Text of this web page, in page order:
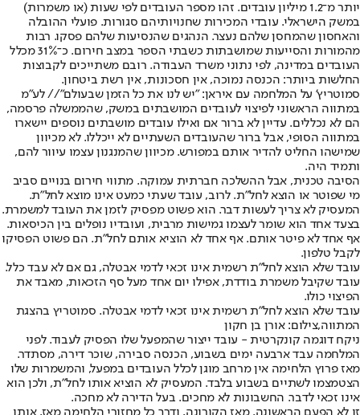
יותר מ־1.2 מיליון עובדים. זהו מספר העובדים לפי שעות (או משמרות)
במשק הישראלי. עובדי המכירות שחנויותיהם סגורות. פועלי ההובלה
והאחסון שהמחסן שלהם נעצר. הנהגים שהנסיעות שלהם פסקו. רבות
מהמורות והסייעות שמושבתות כשבתי הספר במצב חירום. כ־31% מכלל
העובדים במדינה, לפי נתוני משרד העבודה. רובם משתייכים לקבוצות
החלשות ביותר: הכנסה נמוכה, אין חסכונות, אין רשת ביטחון.
סמוטריץ' על המלחמה עם איראן: "יש לנו את כל הזמן שבעולם"// לע"מ
במתווה הראשוני לפיצוי לעובדים המושבתים במשק, שהממשלה פרסמה,
הם לא נכללים. עדיין לא ברור אם ואילו עובדים מושבתים נוספים יישארו
במתווה הסופי, אבל ברור שהעובדים השעתיים לא ייכללו. לא מכיוון
שמישהו החליט להדיר אותם במפורש. מכיוון שהמנגנון עצמו עיוור להם,
ותמיד היה.
הסיבה טכנית, אבל ההשלכה חברתית עמוקה. מתווי חירום בנויים סביב
מי שפוטר או הוצא לחל"ת. לרוב, עובד שעתי כמעט אינו מוצא לחל"ת.
המעסיק לא צריך לעשות דבר. הוא פשוט מפסיק לזמן את העובד למשמרת.
בצעד אחד הוא שומר לעצמו גמישות מרבית, ועובדיו נופלים בין הכיסאות.
אף אחד לא פיטר אותם. אף אחד לא הוציא אותם לחל"ת. הם פשוט הפסיקו
לקבל טלפון.
עובד שלא הוצא לחל"ת רשמית אינו זכאי לדמי אבטלה, גם אם לא עבד כלל.
עובד שקיבל משמרת בודדת, אפילו יום אחד מעל סף הזכאות, מאבד את
הפיצוי כולו.
עובד שלא הוצא לחל"ת רשמית אינו זכאי לדמי אבטלה. סמוטריץ בהצגת
המתווה,צילום: אורן בן חקון
ניקח דוגמה קונקרטית - עובד ייצור שהמפעל שלו הפסיק לעבוד. לפני
המלחמה עבד ארבעה ימים בשבוע, הכנסה סבירה, שוכר דירה, מסתדר.
מאז פרוץ הלחימה אין מרחב מוגן לכלל העובדים במפעל, והמשמרות שלו
הצטמצמו לשתיים בשבוע בלבד. המעסיק לא הוציא אותו לחל"ת, ולכן הוא
אינו זכאי לדבר. החשבונות לא מחכים. בעל הדירה לא מחכה.